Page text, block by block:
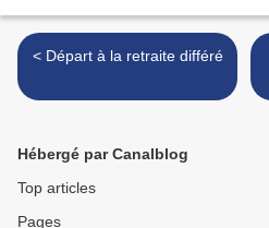
< Départ à la retraite différé
Hébergé par Canalblog
Top articles
Pages